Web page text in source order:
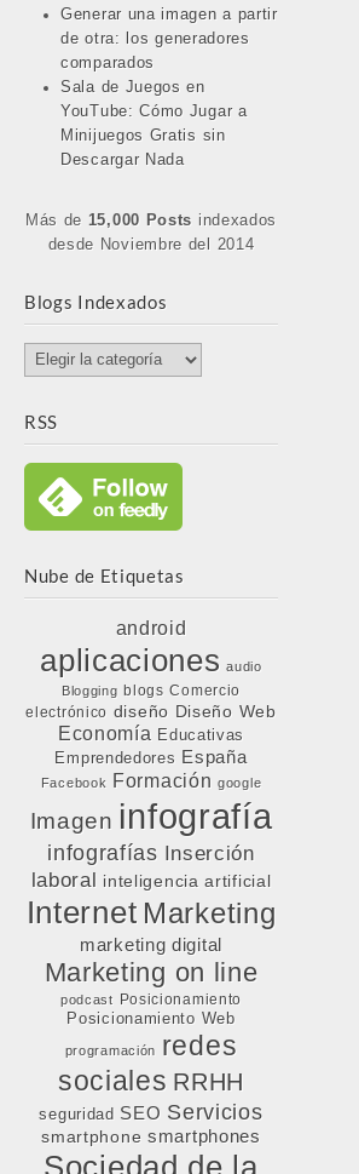
Generar una imagen a partir
de otra: los generadores
comparados
Sala de Juegos en
YouTube: Cómo Jugar a
Minijuegos Gratis sin
Descargar Nada
Más de 15,000 Posts indexados
desde Noviembre del 2014
Blogs Indexados
Blogs
Indexados
RSS
Nube de Etiquetas
android
aplicaciones audio
Blogging blogs Comercio
electrónico diseño Diseño Web
Economía Educativas
Emprendedores España
Facebook Formación google
Imagen infografía
infografías Inserción
laboral inteligencia artificial
Internet Marketing
marketing digital
Marketing on line
podcast
Posicionamiento
Posicionamiento Web
programación redes
sociales RRHH
seguridad SEO Servicios
smartphone smartphones
Sociedad de la